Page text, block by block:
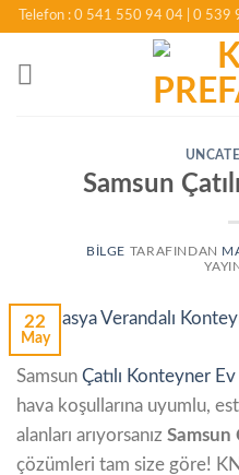
İçeriğeTelefon : 0 541 550 94 04 | 0 539
Samsun
BILGE TARAFINDAN
22
May
Samsun Çatılı Konteyner Ev
hava koşullarına uyumlu,
alanları arıyorsanız Samsun
çözümleri tam size göre!